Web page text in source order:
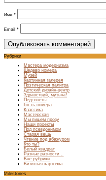
Имя *
Email *
Рубрики
Мастера модернизма
Шедевр номера
Музей
Картинная галерея
Поэтическая палитра
Детский дизайн-центр
Здравствуй, музыка!
Педсоветы
Гость номера
Классика
Мастерская
Мы пишем прозу
Наши проекты
Под псевдонимом
Старая вещь
Чтение под абажуром
Кто ты?
Белый квадрат
Разные разности…
Вне рубрики
Визитная карточка
Milestones